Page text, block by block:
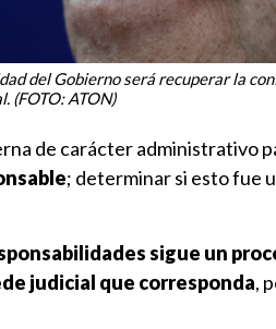
del Gobierno será recuperar la
(FOTO: ATON)
de carácter administrativo
; determinar si esto fue
sigue un
judicial que corresponda,